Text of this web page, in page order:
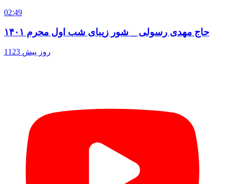
02:49
حاج مهدی رسولی _ شور زیبای شب اول محرم ۱۴۰۱
1123 روز پیش